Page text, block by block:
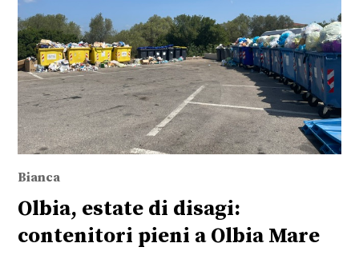
Bianca
Olbia, estate di disagi:
contenitori pieni a Olbia Mare